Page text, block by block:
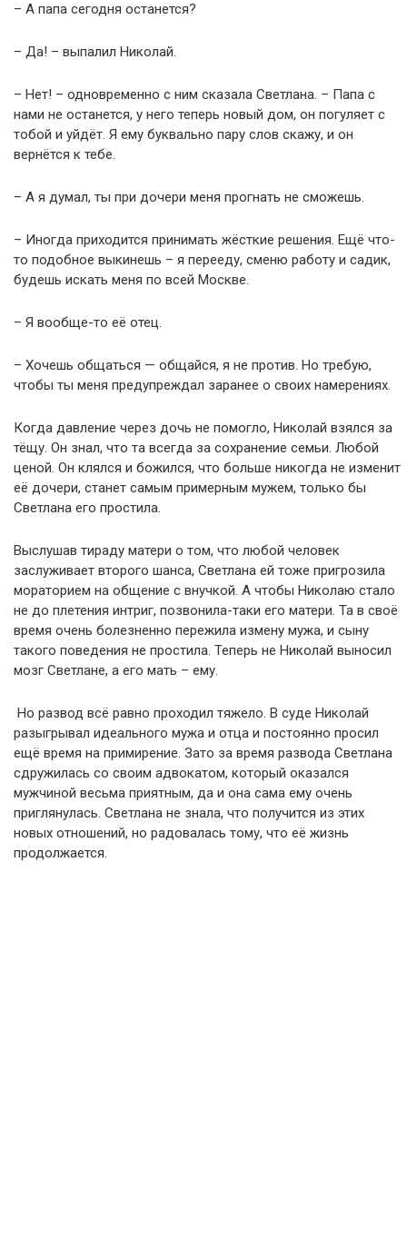
– А папа сегодня останется?
– Да! – выпалил Николай.
– Нет! – одновременно с ним сказала Светлана. – Папа с
нами не останется, у него теперь новый дом, он погуляет с
тобой и уйдёт. Я ему буквально пару слов скажу, и он
вернётся к тебе.
– А я думал, ты при дочери меня прогнать не сможешь.
– Иногда приходится принимать жёсткие решения. Ещё что-
то подобное выкинешь – я перееду, сменю работу и садик,
будешь искать меня по всей Москве.
– Я вообще-то её отец.
– Хочешь общаться — общайся, я не против. Но требую,
чтобы ты меня предупреждал заранее о своих намерениях.
Когда давление через дочь не помогло, Николай взялся за
тёщу. Он знал, что та всегда за сохранение семьи. Любой
ценой. Он клялся и божился, что больше никогда не изменит
её дочери, станет самым примерным мужем, только бы
Светлана его простила.
Выслушав тираду матери о том, что любой человек
заслуживает второго шанса, Светлана ей тоже пригрозила
мораторием на общение с внучкой. А чтобы Николаю стало
не до плетения интриг, позвонила-таки его матери. Та в своё
время очень болезненно пережила измену мужа, и сыну
такого поведения не простила. Теперь не Николай выносил
мозг Светлане, а его мать – ему.
Но развод всё равно проходил тяжело. В суде Николай
разыгрывал идеального мужа и отца и постоянно просил
ещё время на примирение. Зато за время развода Светлана
сдружилась со своим адвокатом, который оказался
мужчиной весьма приятным, да и она сама ему очень
приглянулась. Светлана не знала, что получится из этих
новых отношений, но радовалась тому, что её жизнь
продолжается.